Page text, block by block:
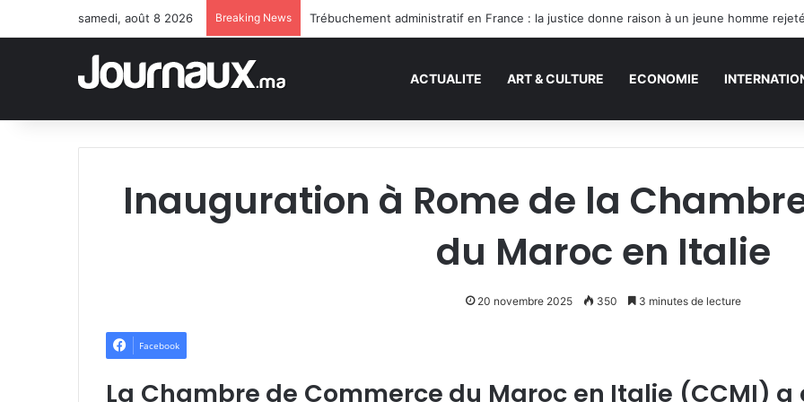
samedi, août 8 2026 Breaking News
ACTUALITE ART & CULTURE ECONOMIE
Inauguration à Rome de la
du Maroc en Italie
20 novembre 2025 350 3 minutes de lecture
Facebook
La Chambre de Commerce du Maroc en Italie (CCMI)